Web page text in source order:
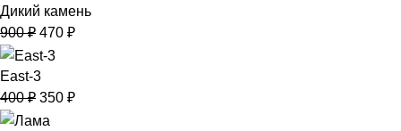
Дикий камень
900₽ 470 ₽
East-3
400₽ 350 ₽